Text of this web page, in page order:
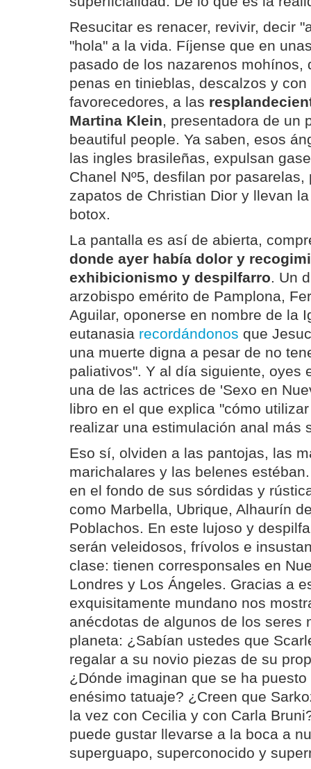
Resucitar es renacer, revivir, decir
"hola" a la vida. Fíjense que en
pasado de los nazarenos mohínos,
penas en tinieblas, descalzos y
favorecedores, a las
Martina Klein, presentadora de un
beautiful people. Ya saben, esos
las ingles brasileñas, expulsan
Chanel Nº5, desfilan por
zapatos de Christian Dior y llevan
botox.
La pantalla es así de abierta,
donde ayer había dolor y
exhibicionismo y despilfarro. Un
arzobispo emérito de Pamplona,
Aguilar, oponerse en nombre de la
eutanasia recordándonos que
una muerte digna a pesar de no
paliativos". Y al día siguiente, oyes
una de las actrices de 'Sexo en
libro en el que explica "cómo
realizar una estimulación anal más
Eso sí, olviden a las pantojas, las
marichalares y las belenes
en el fondo de sus sórdidas y
como Marbella, Ubrique, Alhaurín
Poblachos. En este lujoso y
serán veleidosos, frívolos e
clase: tienen corresponsales en
Londres y Los Ángeles. Gracias a
exquisitamente mundano nos
anécdotas de algunos de los seres
planeta: ¿Sabían ustedes que
regalar a su novio piezas de su
¿Dónde imaginan que se ha
enésimo tatuaje? ¿Creen que
la vez con Cecilia y con Carla
puede gustar llevarse a la boca a
superguapo, superconocido y